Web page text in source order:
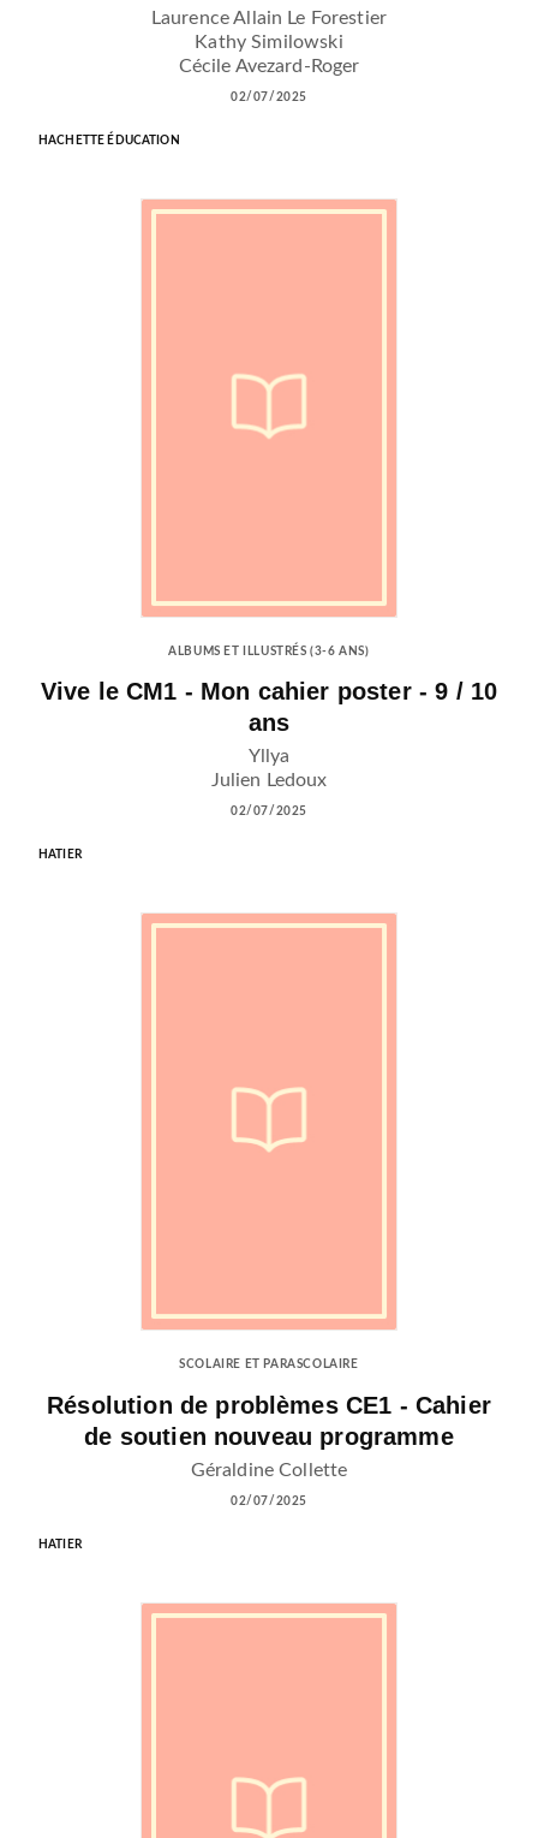
Laurence Allain Le Forestier
Kathy Similowski
Cécile Avezard-Roger
02/07/2025
HACHETTE ÉDUCATION
ALBUMS ET ILLUSTRÉS (3-6 ANS)
Vive le CM1 - Mon cahier poster - 9 / 10
ans
Yllya
Julien Ledoux
02/07/2025
HATIER
SCOLAIRE ET PARASCOLAIRE
Résolution de problèmes CE1 - Cahier
de soutien nouveau programme
Géraldine Collette
02/07/2025
HATIER